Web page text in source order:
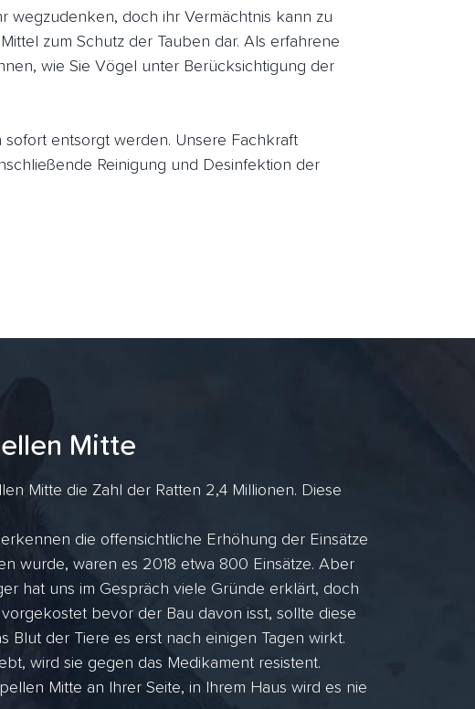
wegzudenken, doch ihr Vermächtnis kann zu
zum Schutz der Tauben dar. Als erfahrene
wie Sie Vögel unter Berücksichtigung der
entsorgt werden. Unsere Fachkraft
Reinigung und Desinfektion der
Mitte
Mitte die Zahl der Ratten 2,4 Millionen. Diese
die offensichtliche Erhöhung der Einsätze
wurde, waren es 2018 etwa 800 Einsätze. Aber
hat uns im Gespräch viele Gründe erklärt, doch
bevor der Bau davon isst, sollte diese
Blut der Tiere es erst nach einigen Tagen wirkt.
wird sie gegen das Medikament resistent.
Mitte an Ihrer Seite, in Ihrem Haus wird es nie